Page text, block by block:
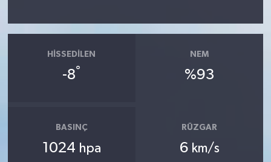
HISSEDILEN
-8°
NEM
%93
BASINÇ
1024 hpa
RÜZGAR
6 km/s